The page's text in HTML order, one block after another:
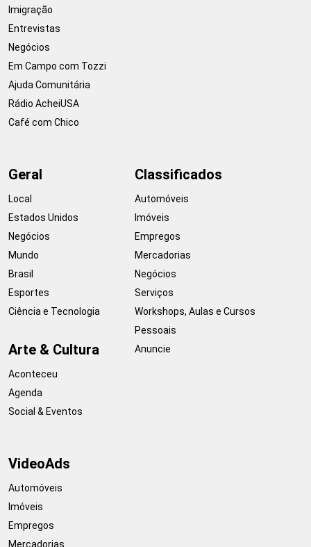
Imigração
Entrevistas
Negócios
Em Campo com Tozzi
Ajuda Comunitária
Rádio AcheiUSA
Café com Chico
Geral
Local
Estados Unidos
Negócios
Mundo
Brasil
Esportes
Ciência e Tecnologia
Arte & Cultura
Aconteceu
Agenda
Social & Eventos
Classificados
Automóveis
Imóveis
Empregos
Mercadorias
Negócios
Serviços
Workshops, Aulas e Cursos
Pessoais
Anuncie
VideoAds
Automóveis
Imóveis
Empregos
Mercadorias